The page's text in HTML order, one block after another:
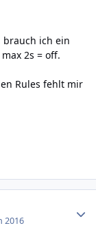
brauch ich ein
2s = off.
Rules fehlt mir
2016